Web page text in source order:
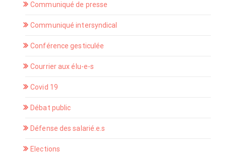
Communiqué de presse
Communiqué intersyndical
Conférence gesticulée
Courrier aux élu-e-s
Covid 19
Débat public
Défense des salarié.e.s
Elections